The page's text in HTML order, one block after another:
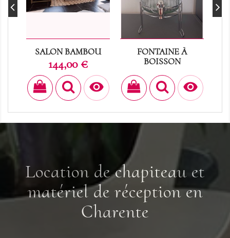
SALON BAMBOU
Prix
144,00 €

FONTAINE À
BOISSON
Prix
7,20 €

Location de chapiteau et
matériel de réception en
Charente